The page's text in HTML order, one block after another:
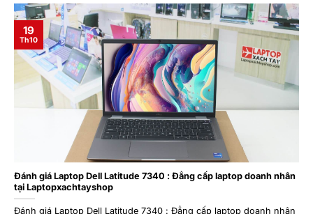
Đánh giá Laptop Dell Latitude 7340 : Đẳng cấp laptop doanh nhân
tại Laptopxachtayshop
Đánh giá Laptop Dell Latitude 7340 : Đẳng cấp laptop doanh nhân
19
Th10